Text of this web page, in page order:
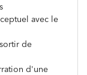
avec le
de
d'une